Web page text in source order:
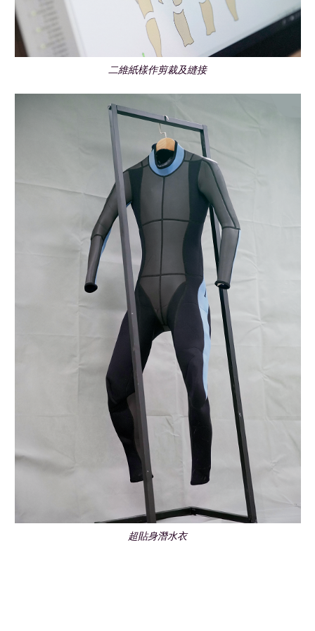
二維紙樣作剪裁及縫接
超貼身潛水衣